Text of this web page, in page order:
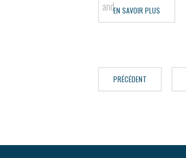
EN SAVOIR PLUS
PRÉCÉDENT